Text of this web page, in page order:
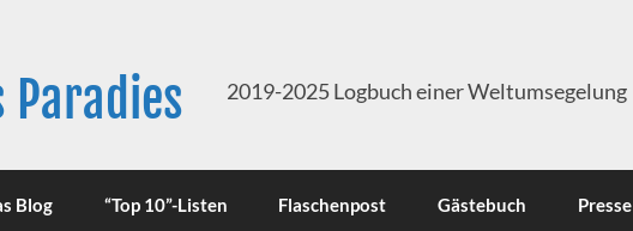
Paradies 2019-2025 Logbuch einer Weltumsegelung
Blog “Top 10”-Listen Flaschenpost Gästebuch Presse